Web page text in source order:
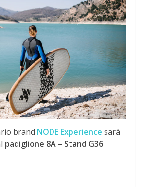
brand NODE Experience sarà
padiglione 8A – Stand G36